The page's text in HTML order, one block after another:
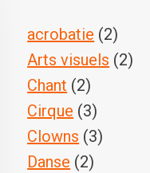
acrobatie (2)
Arts visuels (2)
Chant (2)
Cirque (3)
Clowns (3)
Danse (2)